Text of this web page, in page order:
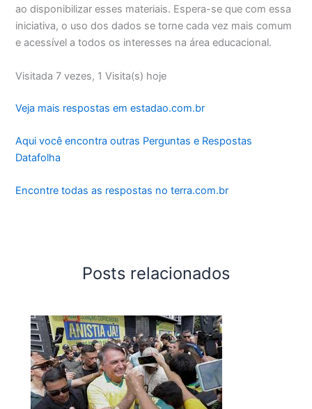
ao disponibilizar esses materiais. Espera-se que com essa
iniciativa, o uso dos dados se torne cada vez mais comum
e acessível a todos os interesses na área educacional.
Visitada 7 vezes, 1 Visita(s) hoje
Veja mais respostas em estadao.com.br
Aqui você encontra outras Perguntas e Respostas
Datafolha
Encontre todas as respostas no terra.com.br
Posts relacionados